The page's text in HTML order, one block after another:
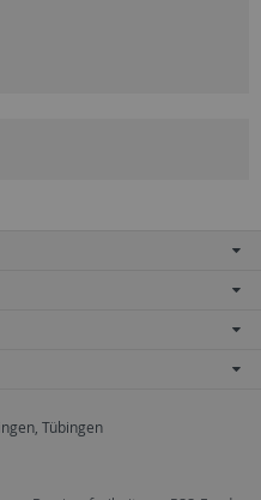
Tübingen